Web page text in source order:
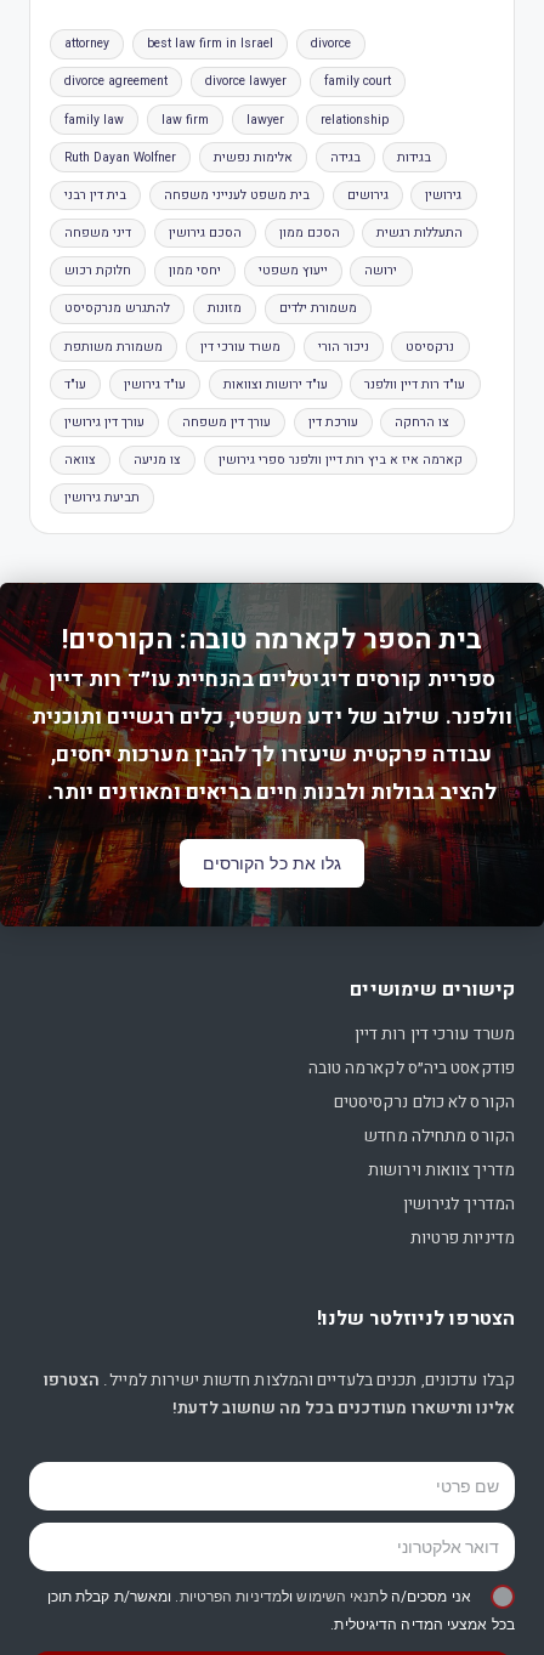
attorney best law firm in Israel divorce
divorce agreement divorce lawyer family court
family law law firm lawyer relationship
Ruth Dayan Wolfner אלימות נפשית בגידה בגידות
בית דין רבני בית משפט לענייני משפחה גירושים גירושין
דיני משפחה הסכם גירושין הסכם ממון התעללות רגשית
חלוקת רכוש יחסי ממון ייעוץ משפטי ירושה
להתגרש מנרקסיסט מזונות משמורת ילדים
משמורת משותפת משרד עורכי דין ניכור הורי נרקסיסט
עו"ד עו"ד גירושין עו"ד ירושות וצוואות עו"ד רות דיין וולפנר
עורך דין גירושין עורך דין משפחה עורכת דין צו הרחקה
צוואה צו מניעה קארמה איז א ביץ רות דיין וולפנר ספרי גירושין
תביעת גירושין
בית הספר לקארמה טובה: הקורסים!
ספריית קורסים דיגיטליים בהנחיית עו״ד רות דיין
וולפנר. שילוב של ידע משפטי, כלים רגשיים ותוכנית
עבודה פרקטית שיעזרו לך להבין מערכות יחסים,
להציב גבולות ולבנות חיים בריאים ומאוזנים יותר.
גלו את כל הקורסים
קישורים שימושיים
משרד עורכי דין רות דיין
פודקאסט ביה״ס לקארמה טובה
הקורס לא כולם נרקסיסטים
הקורס מתחילה מחדש
מדריך צוואות וירושות
המדריך לגירושין
מדיניות פרטיות
הצטרפו לניוזלטר שלנו!
קבלו עדכונים, תכנים בלעדיים והמלצות חדשות ישירות למייל. הצטרפו
אלינו ותישארו מעודכנים בכל מה שחשוב לדעת!
אני מסכים/ה לתנאי השימושולמדיניות הפרטיות. ומאשר/ת קבלת תוכן
בכל אמצעי המדיה הדיגיטלית.